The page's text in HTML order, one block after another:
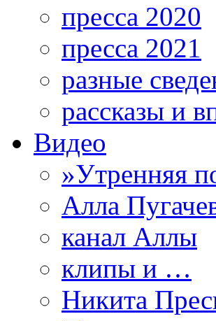
пресса 2020
пресса 2021
разные
рассказы и
Видео
»Утренняя
Алла
канал Аллы
клипы и …
Никита